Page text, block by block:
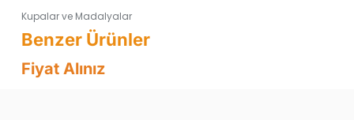
Kupalar ve Madalyalar
Fiyat Alınız